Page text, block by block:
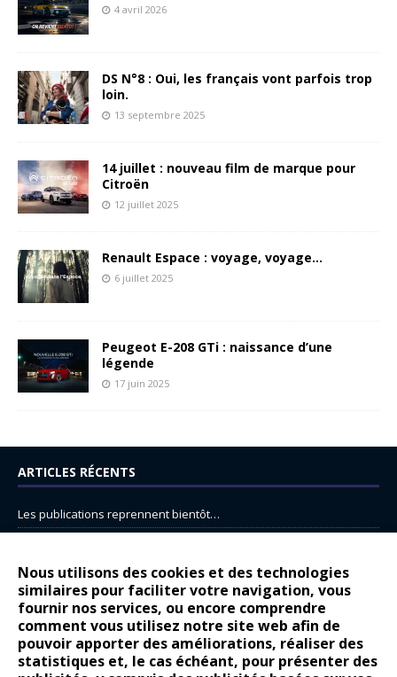
Nous utilisons des cookies et des technologies
similaires pour faciliter votre navigation, vous
fournir nos services, ou encore comprendre
comment vous utilisez notre site web afin de
pouvoir apporter des améliorations, réaliser des
statistiques et, le cas échéant, pour présenter des
4 avril 2026
DS N°8 : Oui, les français vont parfois trop
loin.
13 septembre 2025
14 juillet : nouveau film de marque pour
Citroën
12 juillet 2025
Renault Espace : voyage, voyage…
6 juillet 2025
Peugeot E-208 GTi : naissance d’une
légende
17 juin 2025
ARTICLES RÉCENTS
Les publications reprennent bientôt…
14 juillet : nouveau film de marque pour Citroën
Renault Espace : voyage, voyage…
Peugeot E-208 GTi : naissance d’une légende
COMMENTAIRES RÉCENTS